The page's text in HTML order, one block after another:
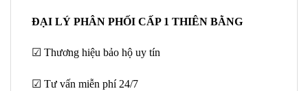
ĐẠI LÝ PHÂN PHỐI CẤP 1 THIÊN BẰNG
☑ Thương hiệu bảo hộ uy tín
☑ Tư vấn miễn phí 24/7